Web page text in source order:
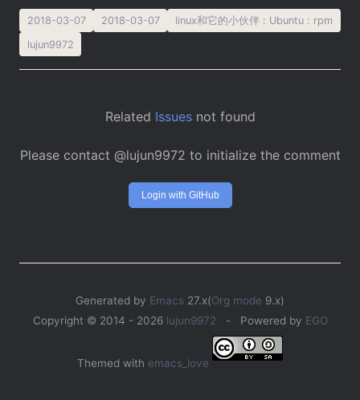
2018-03-07 2018-03-07 linux和它的小伙伴 : Ubuntu: rpm
lujun9972
Related Issuesnot found
Please contact @lujun9972 to initialize the comment
Login with GitHub
Generated by Emacs 27.x(Org mode 9.x)
Copyright © 2014 - 2026 lujun9972 - Powered by EGO
Themed with emacs_love